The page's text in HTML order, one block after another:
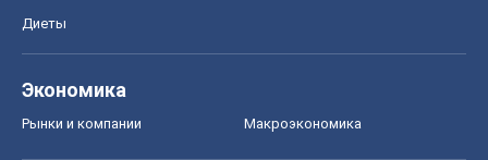
Диеты
Экономика
Рынки и компании Mакроэкономика